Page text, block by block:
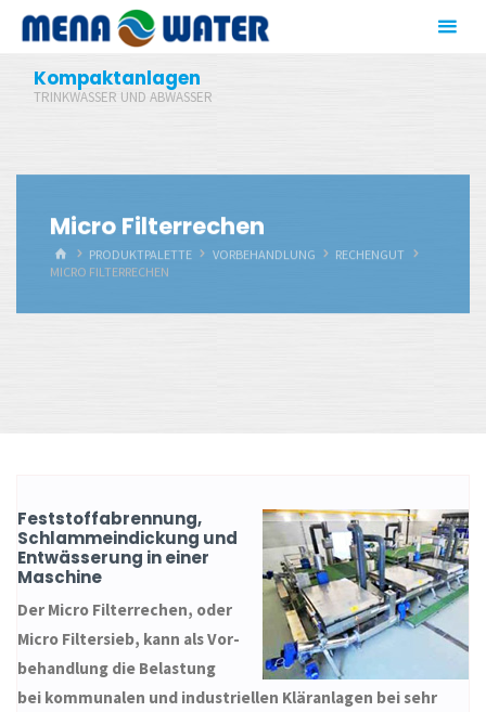
Zum
Inhalt
springenKompaktanlagen
TRINKWASSER UND ABWASSER
Micro Filterrechen
STARTPRODUKTPALETTE VORBEHANDLUNG
RECHENGUT
MICRO FILTERRECHEN
Feststoffabrennung,
Schlammeindickung und
Entwässerung in einer
Maschine
Der Micro Filterrechen, oder
Micro Filtersieb, kann als Vor­
be­handlung die Belastung
bei kommunalen und industriellen Klär­anlagen bei sehr